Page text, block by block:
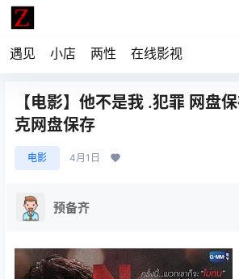
遇见 小店 两性 在线影视
【电影】他不是我 .犯罪 网盘
克网盘保存
电影 4月1日
预备齐